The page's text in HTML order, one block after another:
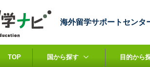
海外留学サポートセンタ
TOP 国から探す 目的から